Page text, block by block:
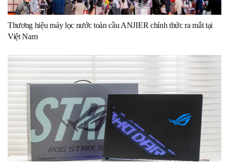
Thương hiệu máy lọc nước toàn cầu ANJIER chính thức ra mắt tại
Việt Nam